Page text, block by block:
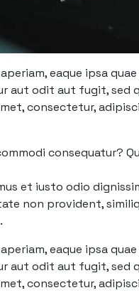
eaque ipsa
aut odit aut fugit, sed
consectetur,
consequatur?
et iusto odio
non provident,
eaque ipsa
aut odit aut fugit, sed
consectetur,